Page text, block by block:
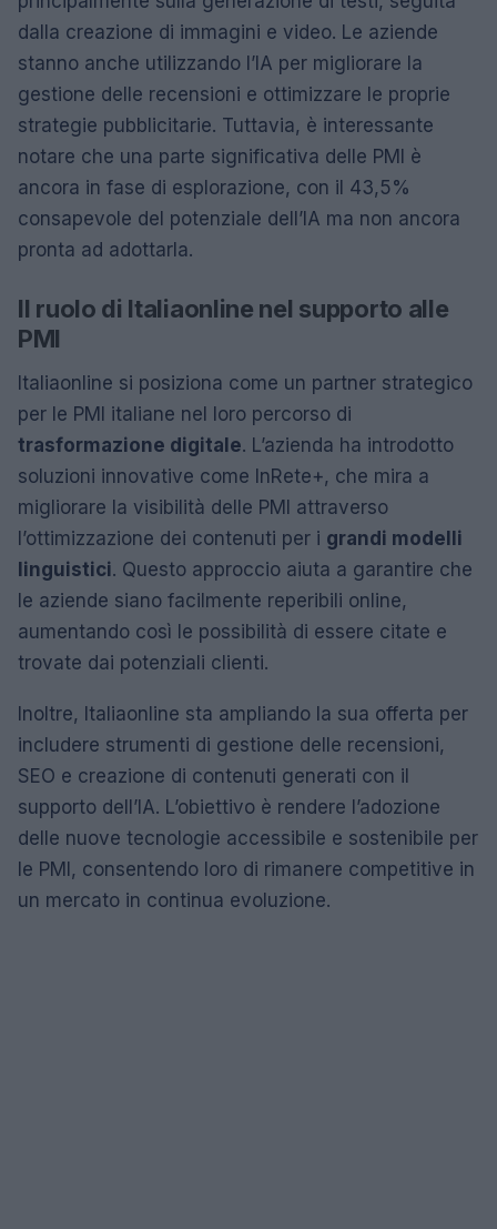
dalla creazione di immagini e video. Le aziende
stanno anche utilizzando l’IA per migliorare la
gestione delle recensioni e ottimizzare le proprie
strategie pubblicitarie. Tuttavia, è interessante
notare che una parte significativa delle PMI è
ancora in fase di esplorazione, con il 43,5%
consapevole del potenziale dell’IA ma non ancora
pronta ad adottarla.
Il ruolo di Italiaonline nel supporto alle
PMI
Italiaonline si posiziona come un partner strategico
per le PMI italiane nel loro percorso di
trasformazione digitale. L’azienda ha introdotto
soluzioni innovative come InRete+, che mira a
migliorare la visibilità delle PMI attraverso
l’ottimizzazione dei contenuti per i grandi modelli
linguistici. Questo approccio aiuta a garantire che
le aziende siano facilmente reperibili online,
aumentando così le possibilità di essere citate e
trovate dai potenziali clienti.
Inoltre, Italiaonline sta ampliando la sua offerta per
includere strumenti di gestione delle recensioni,
SEO e creazione di contenuti generati con il
supporto dell’IA. L’obiettivo è rendere l’adozione
delle nuove tecnologie accessibile e sostenibile per
le PMI, consentendo loro di rimanere competitive in
un mercato in continua evoluzione.